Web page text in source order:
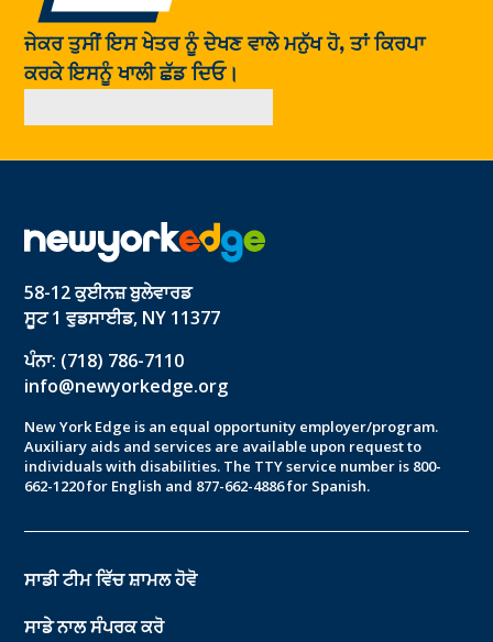
ਜੇਕਰ ਤੁਸੀਂ ਇਸ ਖੇਤਰ ਨੂੰ ਦੇਖਣ ਵਾਲੇ ਮਨੁੱਖ ਹੋ, ਤਾਂ ਕਿਰਪਾ
ਕਰਕੇ ਇਸਨੂੰ ਖਾਲੀ ਛੱਡ ਦਿਓ।
58-12 ਕੁਈਨਜ਼ ਬੁਲੇਵਾਰਡ
ਸੂਟ 1 ਵੁਡਸਾਈਡ, NY 11377
ਪੰਨਾ: (718) 786-7110
info@newyorkedge.org
New York Edge is an equal opportunity employer/program.
Auxiliary aids and services are available upon request to
individuals with disabilities. The TTY service number is 800-
662-1220 for English and 877-662-4886 for Spanish.
ਸਾਡੀ ਟੀਮ ਵਿੱਚ ਸ਼ਾਮਲ ਹੋਵੋ
ਸਾਡੇ ਨਾਲ ਸੰਪਰਕ ਕਰੋ